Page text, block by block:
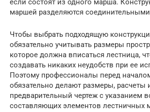
если состоят из одного марша.
маршей разделяются
Чтобы выбрать подходящую
обязательно учитывать размеры
которое должна вписаться лестница,
создавать никаких неудобств при ее
Поэтому профессионалы перед
обязательно делают размеры, расчеты
предварительный чертеж с указанием
составляющих элементов лестничных